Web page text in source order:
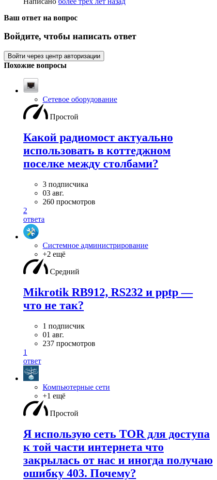
Ваш ответ на вопрос
Войдите, чтобы написать ответ
Войти через центр авторизации
Похожие вопросы
Сетевое оборудование
Простой
Какой радиомост актуально
использовать в коттеджном
поселке между столбами?
3 подписчика
03 авг.
260 просмотров
2
ответа
Системное администрирование
+2 ещё
Средний
Mikrotik RB912, RS232 и pptp —
что не так?
1 подписчик
01 авг.
237 просмотров
1
ответ
Компьютерные сети
+1 ещё
Простой
Я использую сеть TOR для доступа
к той части интернета что
закрылась от нас и иногда получаю
ошибку 403. Почему?